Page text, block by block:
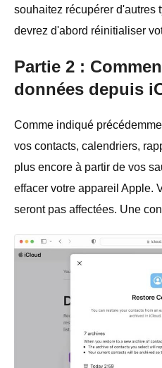
souhaitez récupérer d'autres
devrez d'abord réinitialiser
Partie 2 :
données depuis
Comme indiqué
vos contacts, calendriers,
plus encore à partir de vos
effacer votre appareil Apple.
seront pas affectées. Une